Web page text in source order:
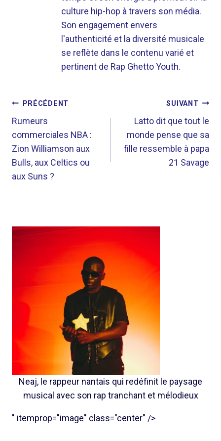
culture hip-hop à travers son média.
Son engagement envers
l'authenticité et la diversité musicale
se reflète dans le contenu varié et
pertinent de Rap Ghetto Youth.
NAVIGATION
DE
L’ARTICLE
PRÉCÉDENT
Rumeurs
commerciales NBA :
Zion Williamson aux
Bulls, aux Celtics ou
aux Suns ?
SUIVANT
Latto dit que tout le
monde pense que sa
fille ressemble à papa
21 Savage
Neaj, le rappeur nantais qui redéfinit le paysage
musical avec son rap tranchant et mélodieux
" itemprop="image" class="center" />